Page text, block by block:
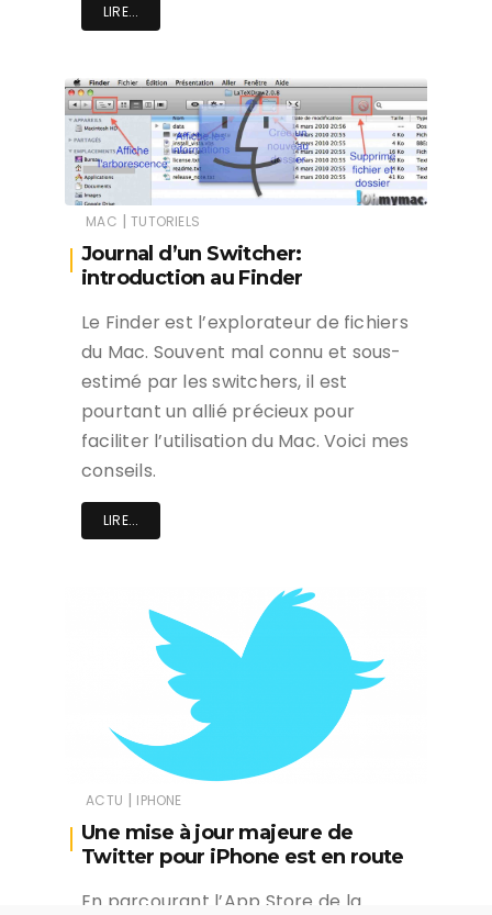
LIRE...
MAC | TUTORIELS
Journal d’un Switcher:
introduction au Finder
Le Finder est l’explorateur de fichiers
du Mac. Souvent mal connu et sous-
estimé par les switchers, il est
pourtant un allié précieux pour
faciliter l’utilisation du Mac. Voici mes
conseils.
LIRE...
ACTU | IPHONE
Une mise à jour majeure de
Twitter pour iPhone est en route
En parcourant l’App Store de la